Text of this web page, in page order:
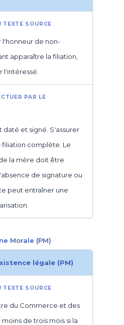
l'honneur de non-
apparaître la filiation,
l'intéressé.
daté et signé. S'assurer
filiation complète. Le
la mère doit être
de signature ou
peut entraîner une
Morale (PM)
légale (PM)
du Commerce et des
de trois mois si la